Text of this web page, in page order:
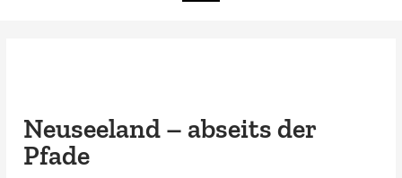
Neuseeland – abseits der
Pfade